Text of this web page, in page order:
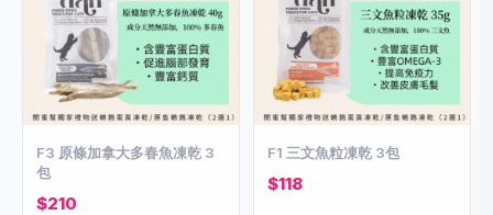
F3 原條加拿大多春魚凍乾 3
包
$210
F1 三文魚粒凍乾 3包
$118